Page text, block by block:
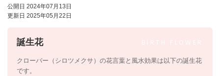
公開日 2024年07月13日
更新日 2025年05月22日
誕生花
クローバー（シロツメクサ）の花言葉と風水効果は以下の誕生花
です。